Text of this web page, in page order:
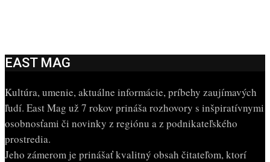
EAST MAG
Kultúra, umenie, aktuálne informácie, príbehy zaujímavých
ľudí. East Mag už 7 rokov prináša rozhovory s inšpiratívnymi
osobnosťami či novinky z regiónu a z podnikateľského
prostredia.
Jeho zámerom je prinášať kvalitný obsah čitateľom, ktorí